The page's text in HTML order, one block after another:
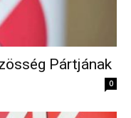
Pártjának
0